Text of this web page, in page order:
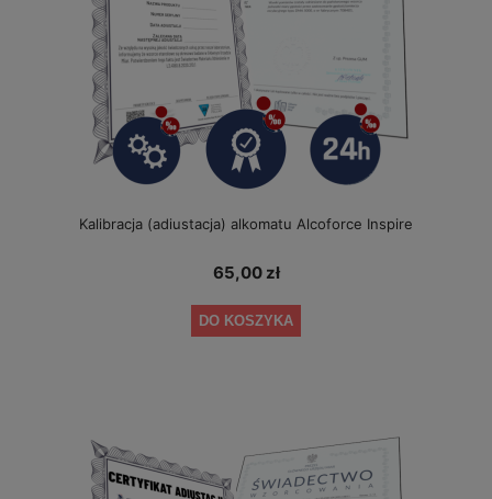
Kalibracja (adiustacja) alkomatu Alcoforce Inspire
65,00 zł
DO KOSZYKA